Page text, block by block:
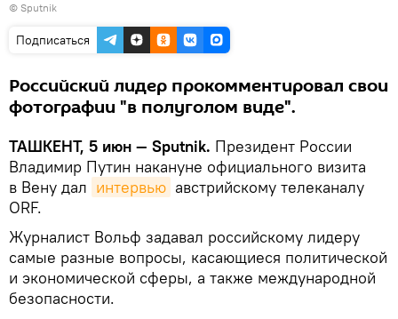
© Sputnik
Подписаться
Российский лидер прокомментировал свои
фотографии "в полуголом виде".
ТАШКЕНТ, 5 июн — Sputnik. Президент России
Владимир Путин накануне официального визита
в Вену дал интервью австрийскому телеканалу
ORF.
Журналист Вольф задавал российскому лидеру
самые разные вопросы, касающиеся политической
и экономической сферы, а также международной
безопасности.